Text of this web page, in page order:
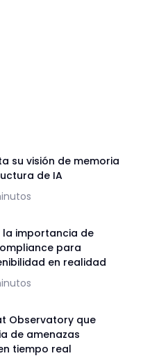
su visión de memoria
de IA
la importancia de
para
en realidad
Observatory que
de amenazas
tiempo real